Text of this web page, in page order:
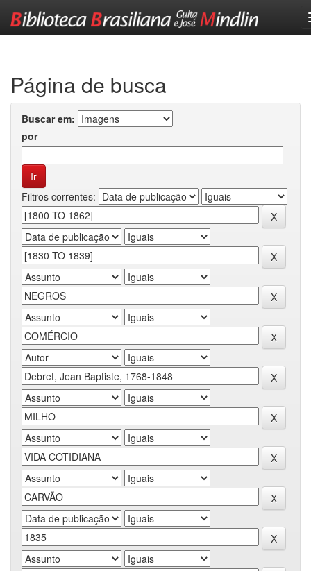
Página de busca
Buscar em:
por
Filtros correntes: